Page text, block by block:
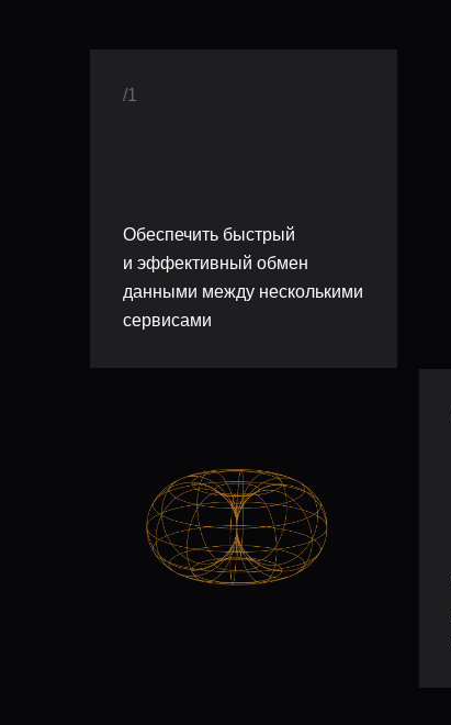
/1
Обеспечить быстрый
и эффективный обмен
данными между несколькими
сервисами